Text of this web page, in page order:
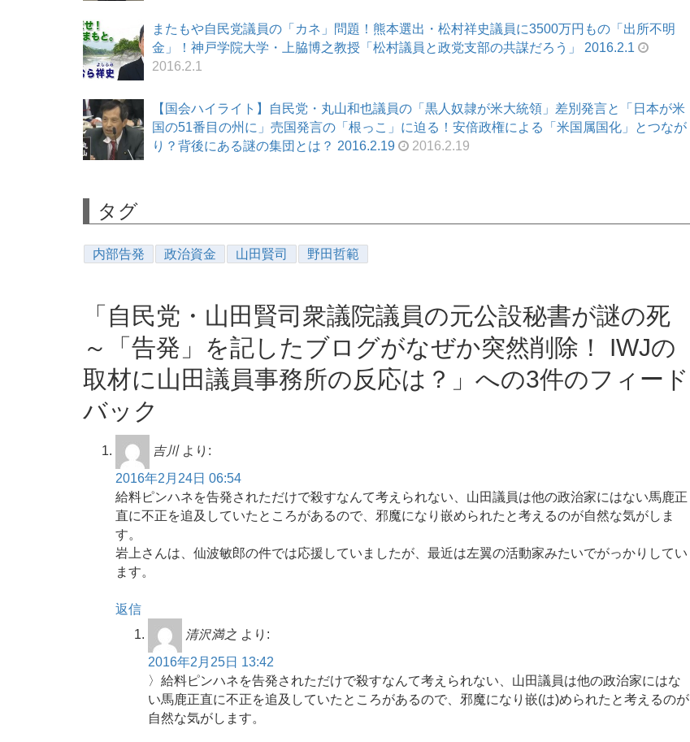
またもや自民党議員の「カネ」問題！熊本選出・松村祥史議員に3500万円もの「出所不明
金」！神戸学院大学・上脇博之教授「松村議員と政党支部の共謀だろう」 2016.2.1
2016.2.1
【国会ハイライト】自民党・丸山和也議員の「黒人奴隷が米大統領」差別発言と「日本が米
国の51番目の州に」売国発言の「根っこ」に迫る！安倍政権による「米国属国化」とつなが
り？背後にある謎の集団とは？ 2016.2.19
2016.2.19
タグ
内部告発 政治資金 山田賢司 野田哲範
「自民党・山田賢司衆議院議員の元公設秘書が謎の死
～「告発」を記したブログがなぜか突然削除！ IWJの
取材に山田議員事務所の反応は？」への3件のフィード
バック
吉川 より:
2016年2月24日 06:54
給料ピンハネを告発されただけで殺すなんて考えられない、山田議員は他の政治家にはない馬鹿正
直に不正を追及していたところがあるので、邪魔になり嵌められたと考えるのが自然な気がしま
す。
岩上さんは、仙波敏郎の件では応援していましたが、最近は左翼の活動家みたいでがっかりしてい
ます。
返信
清沢満之 より:
2016年2月25日 13:42
〉給料ピンハネを告発されただけで殺すなんて考えられない、山田議員は他の政治家にはな
い馬鹿正直に不正を追及していたところがあるので、邪魔になり嵌(は)められたと考えるのが
自然な気がします。